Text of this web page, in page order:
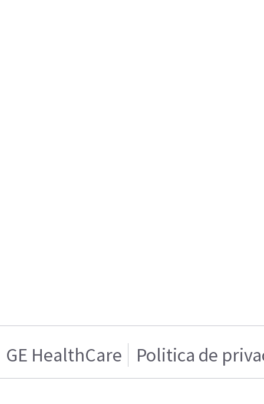
GE HealthCare Politica de